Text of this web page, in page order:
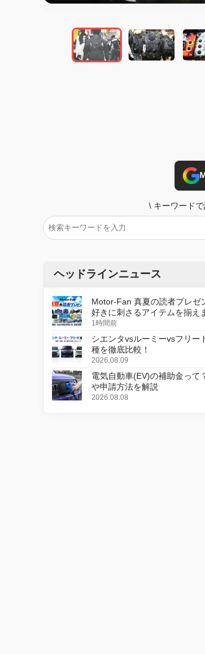
\ キーワード
ヘッドラインニュース
Motor-Fan 真夏の読者プレゼ
好きに刺さるアイテムを揃え
1時間前
シエンタvsルーミーvsフリー
種を徹底比較！
2026.08.09
電気自動車(EV)の補助金って
や申請方法を解説
2026.08.08